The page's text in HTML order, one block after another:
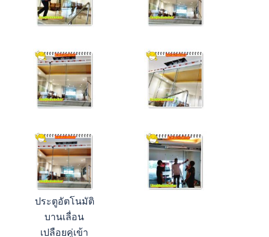
ประตูอัตโนมัติ
บานเลื่อน
เปลือยคู่เข้า